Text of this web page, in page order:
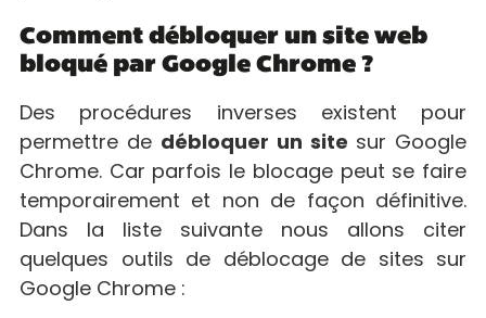
Comment débloquer un site web
bloqué par Google Chrome ?
Des procédures inverses existent pour
permettre de débloquer un site sur Google
Chrome. Car parfois le blocage peut se faire
temporairement et non de façon définitive.
Dans la liste suivante nous allons citer
quelques outils de déblocage de sites sur
Google Chrome :